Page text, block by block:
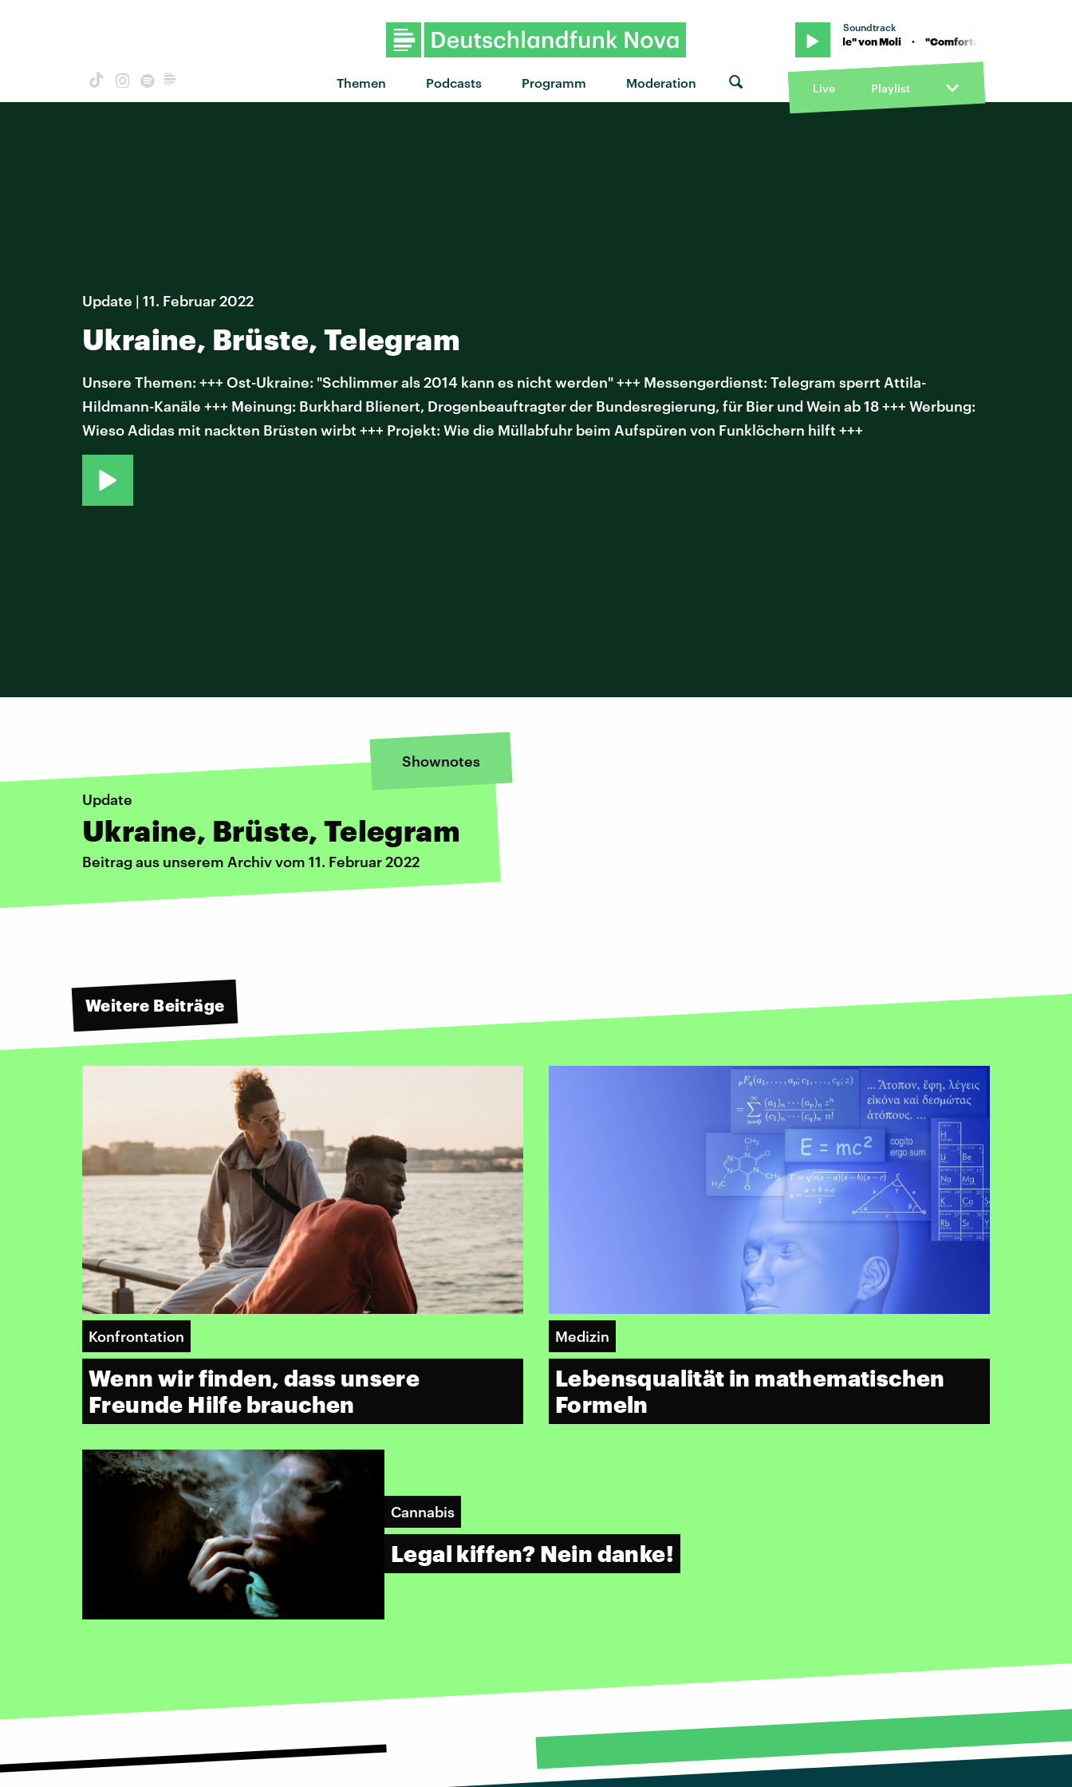
Themen Podcasts Programm Moderation
Soundtrack
"Comfortable" von Moli · "Comfortable" von Moli · "Comfortable" von Moli
Live Playlist
Update | 11. Februar 2022
Ukraine, Brüste, Telegram
Unsere Themen: +++ Ost-Ukraine: "Schlimmer als 2014 kann es nicht werden" +++ Messengerdienst: Telegram sperrt Attila-
Hildmann-Kanäle +++ Meinung: Burkhard Blienert, Drogenbeauftragter der Bundesregierung, für Bier und Wein ab 18 +++ Werbung:
Wieso Adidas mit nackten Brüsten wirbt +++ Projekt: Wie die Müllabfuhr beim Aufspüren von Funklöchern hilft +++
Shownotes
Update
Ukraine, Brüste, Telegram
Beitrag aus unserem Archiv vom 11. Februar 2022
Weitere Beiträge
Konfrontation
Wenn wir finden, dass unsere
Freunde Hilfe brauchen
Medizin
Lebensqualität in mathematischen
Formeln
Cannabis
Legal kiffen? Nein danke!